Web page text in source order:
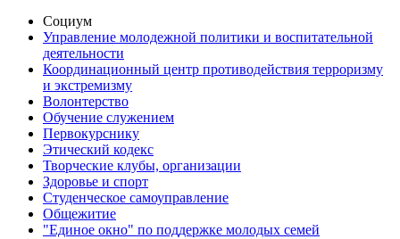
Социум
Управление молодежной политики и воспитательной
деятельности
Координационный центр противодействия терроризму
и экстремизму
Волонтерство
Обучение служением
Первокурснику
Этический кодекс
Творческие клубы, организации
Здоровье и спорт
Студенческое самоуправление
Общежитие
"Единое окно" по поддержке молодых семей